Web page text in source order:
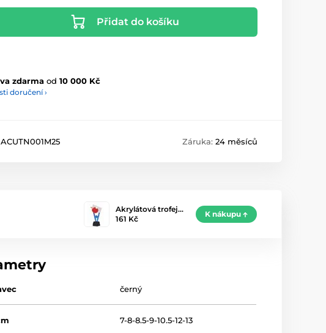
Přidat do košíku
zdarma od 10 000 Kč
doručení ›
ACUTN001M25 Záruka: 24 měsíců
Akrylátová trofej…
161 Kč
K nákupu
černý
7-8-8.5-9-10.5-12-13